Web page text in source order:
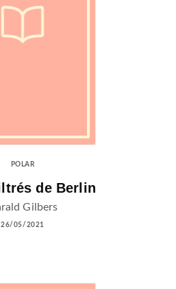
POLAR
de Berlin
Gilbers
26/05/2021